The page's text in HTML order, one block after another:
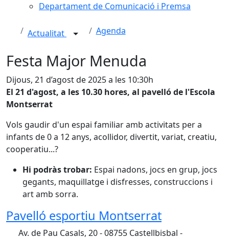
Departament de Comunicació i Premsa
Actualitat Agenda
Festa Major Menuda
Dijous, 21 d’agost de 2025 a les 10:30h
El 21 d'agost, a les 10.30 hores, al pavelló de l'Escola
Montserrat
Vols gaudir d'un espai familiar amb activitats per a
infants de 0 a 12 anys, acollidor, divertit, variat, creatiu,
cooperatiu...?
Hi podràs trobar: Espai nadons, jocs en grup, jocs
gegants, maquillatge i disfresses, construccions i
art amb sorra.
Pavelló esportiu Montserrat
Av. de Pau Casals, 20 - 08755 Castellbisbal -